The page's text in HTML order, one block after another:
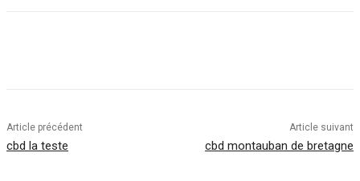
Article précédent
cbd la teste
Article suivant
cbd montauban de bretagne